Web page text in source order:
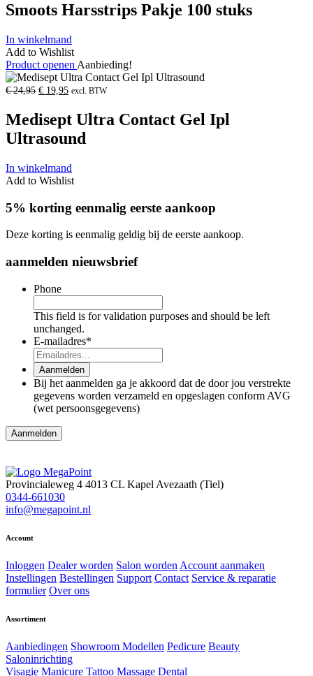
Smoots Harsstrips Pakje 100 stuks
In winkelmand
Add to Wishlist
Product openen Aanbieding!
€24,95 Oorspronkelijke
was:
€
€ 19,95Huidige
€
19,95.
excl. BTW
Medisept Ultra Contact Gel Ipl
Ultrasound
In winkelmand
Add to Wishlist
5% korting eenmalig eerste aankoop
Deze korting is eenmalig geldig bij de eerste aankoop.
aanmelden nieuwsbrief
Phone
This field is for validation purposes and should be left
unchanged.
E-mailadres*
Aanmelden
Bij het aanmelden ga je akkoord dat de door jou verstrekte
gegevens worden verzameld en opgeslagen conform AVG
(wet persoonsgegevens)
Aanmelden
Provincialeweg 4 4013 CL Kapel Avezaath (Tiel)
0344-661030
info@megapoint.nl
Account
Inloggen Dealer worden Salon worden Account aanmaken
Instellingen Bestellingen Support Contact Service & reparatie
formulier Over ons
Assortiment
Aanbiedingen Showroom Modellen Pedicure Beauty
Saloninrichting
Visagie Manicure Tattoo Massage Dental